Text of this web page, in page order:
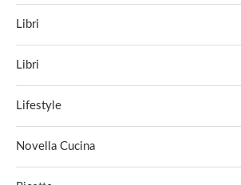
Libri
Libri
Lifestyle
Novella Cucina